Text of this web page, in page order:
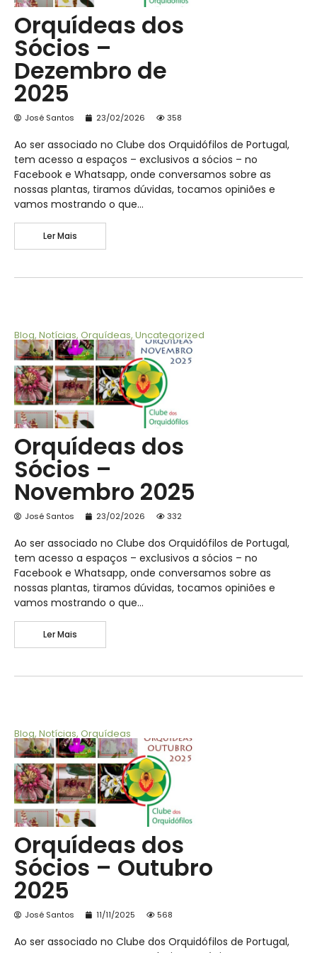
Orquídeas dos
Sócios –
Dezembro de
2025
José Santos 23/02/2026 358
Ao ser associado no Clube dos Orquidófilos de Portugal,
tem acesso a espaços – exclusivos a sócios – no
Facebook e Whatsapp, onde conversamos sobre as
nossas plantas, tiramos dúvidas, tocamos opiniões e
vamos mostrando o que…
Ler Mais
Blog, Notícias, Orquídeas, Uncategorized
Orquídeas dos
Sócios –
Novembro 2025
José Santos 23/02/2026 332
Ao ser associado no Clube dos Orquidófilos de Portugal,
tem acesso a espaços – exclusivos a sócios – no
Facebook e Whatsapp, onde conversamos sobre as
nossas plantas, tiramos dúvidas, tocamos opiniões e
vamos mostrando o que…
Ler Mais
Blog, Notícias, Orquídeas
Orquídeas dos
Sócios – Outubro
2025
José Santos 11/11/2025 568
Ao ser associado no Clube dos Orquidófilos de Portugal,